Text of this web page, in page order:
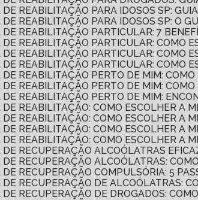
DE REABILITAÇÃO PARA IDOSOS SP:
DE REABILITAÇÃO PARA IDOSOS SP: O
DE REABILITAÇÃO PARTICULAR: 7
DE REABILITAÇÃO PARTICULAR: COMO
DE REABILITAÇÃO PARTICULAR: COMO
DE REABILITAÇÃO PARTICULAR: COMO
DE REABILITAÇÃO PERTO DE MIM:
DE REABILITAÇÃO PERTO DE MIM:
DE REABILITAÇÃO PERTO DE MIM:
DE REABILITAÇÃO: COMO ESCOLHER A
DE REABILITAÇÃO: COMO ESCOLHER A
DE REABILITAÇÃO: COMO ESCOLHER A
DE REABILITAÇÃO: COMO ESCOLHER A
DE RECUPERAÇÃO ALCOÓLATRAS
DE RECUPERAÇÃO ALCOÓLATRAS:
DE RECUPERAÇÃO COMPULSÓRIA: 5
DE RECUPERAÇÃO DE ALCOÓLATRAS:
DE RECUPERAÇÃO DE DROGADOS: